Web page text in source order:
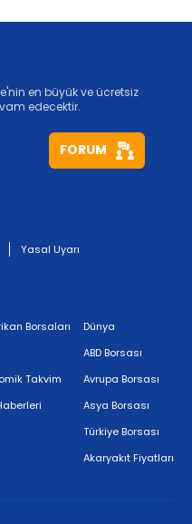
en büyük ve ücretsiz
edecektir.
FORUM
Yasal Uyarı
Borsaları
Takvim
Dünya
ABD Borsası
Avrupa Borsası
Asya Borsası
Türkiye Borsası
Akaryakıt Fiyatları